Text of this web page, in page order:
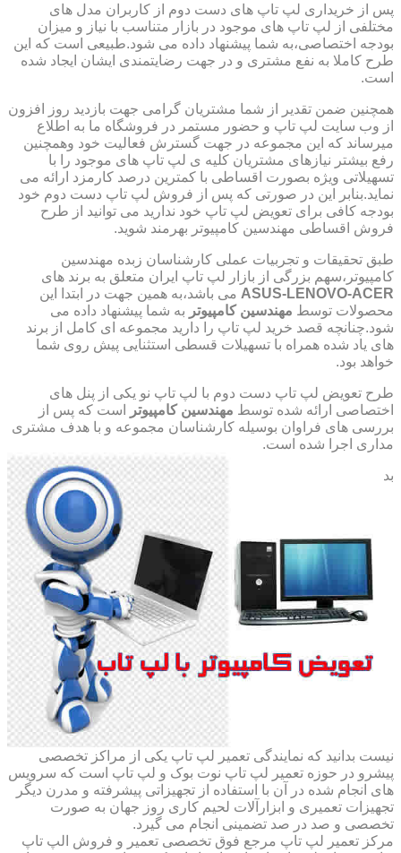
پس از خریداری لپ تاپ های دست دوم از کاربران مدل های
مختلفی از لپ تاپ های موجود در بازار متناسب با نیاز و میزان
بودجه اختصاصی،به شما پیشنهاد داده می شود.طبیعی است که این
طرح کاملا به نفع مشتری و در جهت رضایتمندی ایشان ایجاد شده
است.
همچنین ضمن تقدیر از شما مشتریان گرامی جهت بازدید روز افزون
از وب سایت لپ تاپ و حضور مستمر در فروشگاه ما به اطلاع
میرساند که این مجموعه در جهت گسترش فعالیت خود وهمچنین
رفع بیشتر نیازهای مشتریان کلیه ی لپ تاپ های موجود را با
تسهیلاتی ویژه بصورت اقساطی با کمترین درصد کارمزد ارائه می
نماید.بنابر این در صورتی که پس از فروش لپ تاپ دست دوم خود
بودجه کافی برای تعویض لپ تاپ خود ندارید می توانید از طرح
فروش اقساطی مهندسین کامپیوتر بهرمند شوید.
طبق تحقیقات و تجربیات عملی کارشناسان زبده مهندسین
کامپیوتر،سهم بزرگی از بازار لپ تاپ ایران متعلق به برند های
ASUS-LENOVO-ACER می باشد،به همین جهت در ابتدا این
محصولات توسط مهندسین کامپیوتر به شما پیشنهاد داده می
شود.چنانچه قصد خرید لپ تاپ را دارید مجموعه ای کامل از برند
های یاد شده همراه با تسهیلات قسطی استثنایی پیش روی شما
خواهد بود.
طرح تعویض لپ تاپ دست دوم با لپ تاپ نو یکی از پنل های
اختصاصی ارائه شده توسط مهندسین کامپیوتر
است که پس از
بررسی های فراوان بوسیله کارشناسان مجموعه و با هدف مشتری
مداری اجرا شده است.
بد
نیست بدانید که نمایندگی تعمیر لپ تاپ یکی از مراکز تخصصی
پیشرو در حوزه تعمیر لپ تاپ نوت بوک و لپ تاپ است که سرویس
های انجام شده در آن با استفاده از تجهیزاتی پیشرفته و مدرن دیگر
تجهیزات تعمیری و ابزارآلات لحیم کاری روز جهان به صورت
تخصصی و صد در صد تضمینی انجام می گیرد.
مرکز تعمیر لپ تاپ مرجع فوق تخصصی تعمیر و فروش الپ تاپ